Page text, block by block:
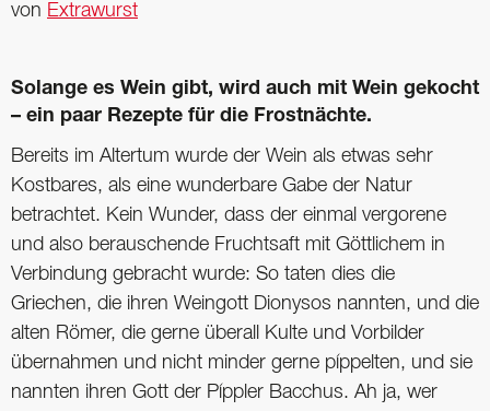
von Extrawurst
Solange es Wein gibt, wird auch mit Wein gekocht
– ein paar Rezepte für die Frostnächte.
Bereits im Altertum wurde der Wein als etwas sehr
Kostbares, als eine wunderbare Gabe der Natur
betrachtet. Kein Wunder, dass der einmal vergorene
und also berauschende Fruchtsaft mit Göttlichem in
Verbindung gebracht wurde: So taten dies die
Griechen, die ihren Weingott Dionysos nannten, und die
alten Römer, die gerne überall Kulte und Vorbilder
übernahmen und nicht minder gerne píppelten, und sie
nannten ihren Gott der Píppler Bacchus. Ah ja, wer